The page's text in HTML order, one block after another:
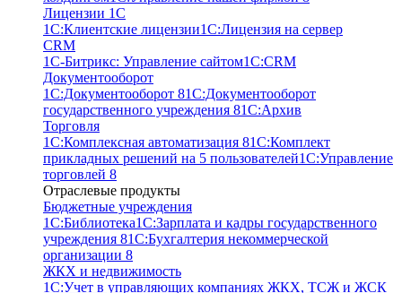
Лицензии 1С
1С:Клиентские лицензии1С:Лицензия на сервер
CRM
1С-Битрикс: Управление сайтом1С:CRM
Документооборот
1С:Документооборот 81С:Документооборот
государственного учреждения 81С:Архив
Торговля
1С:Комплексная автоматизация 81С:Комплект
прикладных решений на 5 пользователей1С:Управление
торговлей 8
Отраслевые продукты
Бюджетные учреждения
1С:Библиотека1С:Зарплата и кадры государственного
учреждения 81С:Бухгалтерия некоммерческой
организации 8
ЖКХ и недвижимость
1С:Учет в управляющих компаниях ЖКХ, ТСЖ и ЖСК